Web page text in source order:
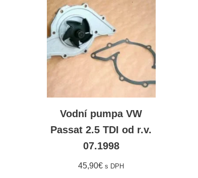
Vodní pumpa VW
Passat 2.5 TDI od r.v.
07.1998
45,90€ s DPH